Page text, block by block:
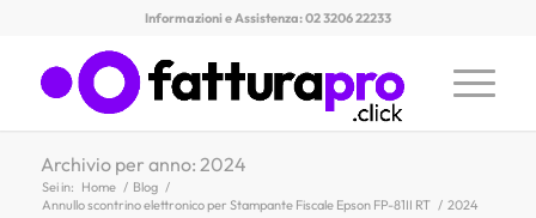
Informazioni e Assistenza: 02 3206 22233
Archivio per anno: 2024
Sei in: Home / Blog /
Annullo scontrino elettronico per Stampante Fiscale Epson FP-81II RT / 2024